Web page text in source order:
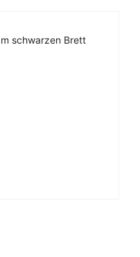
schwarzen Brett